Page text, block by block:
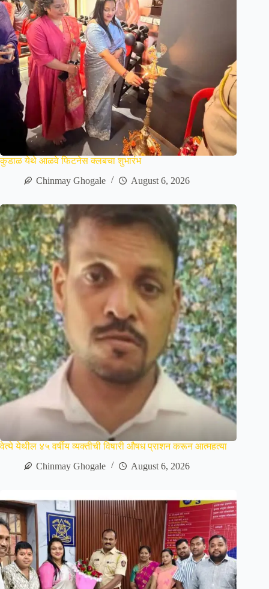
कुडाळ येथे आळवे फिटनेस क्लबचा शुभारंभ
Chinmay Ghogale
August 6, 2026
वेत्ये येथील ४५ वर्षीय व्यक्तीची विषारी औषध प्राशन करून आत्महत्या
Chinmay Ghogale
August 6, 2026